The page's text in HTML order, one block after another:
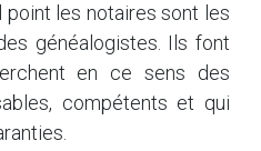
point les notaires sont les
généalogistes. Ils font
en ce sens des
compétents et qui